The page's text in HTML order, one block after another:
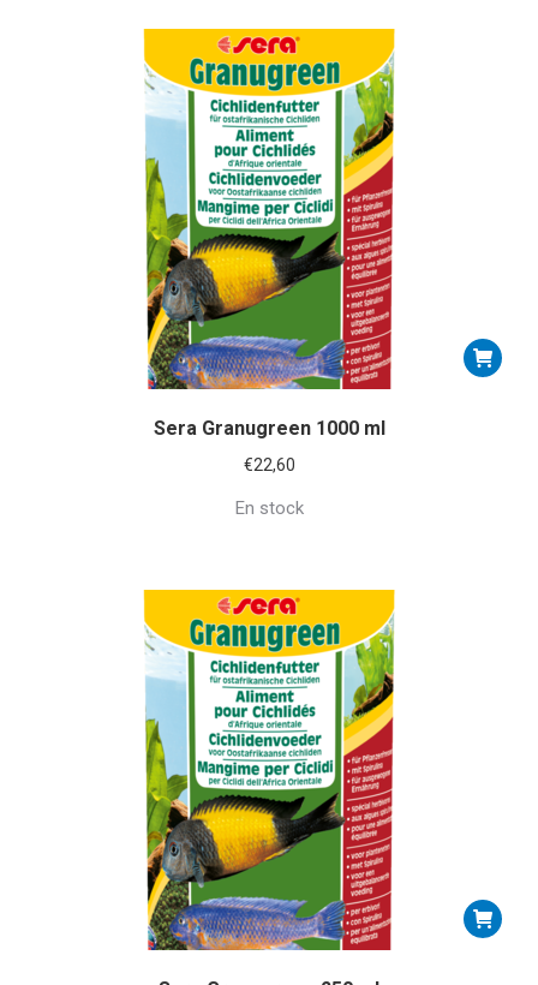
Sera Granugreen 1000 ml
€22,60
En stock